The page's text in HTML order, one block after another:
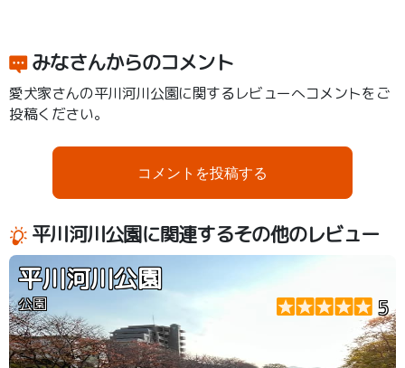
みなさんからのコメント
愛犬家さんの平川河川公園に関するレビューへコメントをご
投稿ください。
コメントを投稿する
平川河川公園に関連するその他のレビュー
平川河川公園
公園 5